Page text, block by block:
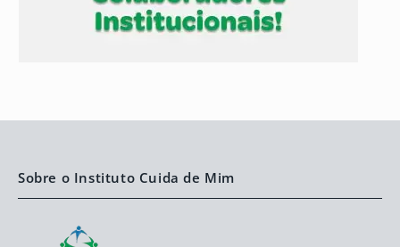
Sobre o Instituto Cuida de Mim